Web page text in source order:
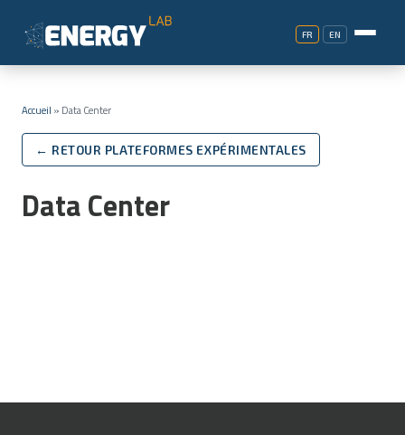
FR EN
Accueil » Data Center
← RETOUR PLATEFORMES EXPÉRIMENTALES
Data Center